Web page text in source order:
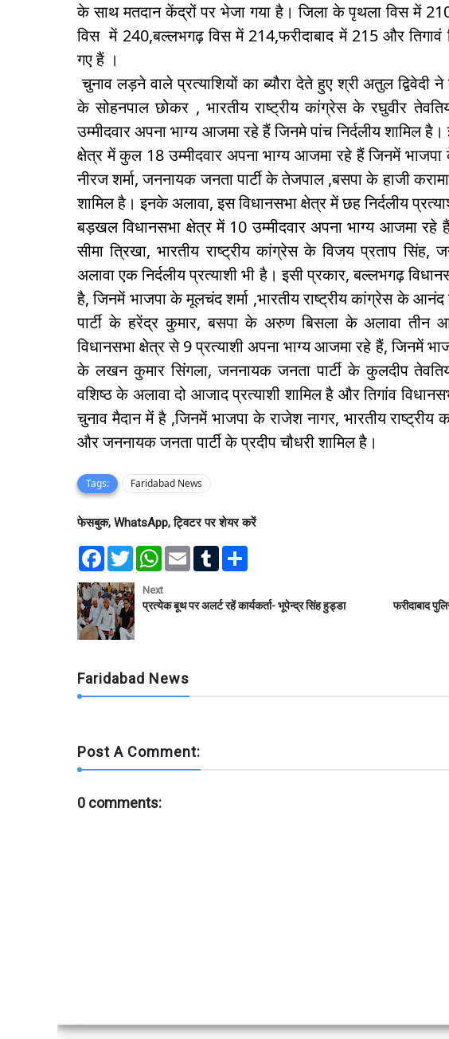
के साथ मतदान केंद्रों पर भेजा गया है। जिला के पृथला विस में
विस में 240,बल्लभगढ़ विस में 214,फरीदाबाद में 215 और तिगावं
गए हैं ।
चुनाव लड़ने वाले प्रत्याशियों का ब्यौरा देते हुए श्री अतुल द्विवेदी
के सोहनपाल छोकर , भारतीय राष्ट्रीय कांग्रेस के रघुवीर
उम्मीदवार अपना भाग्य आजमा रहे हैं जिनमे पांच निर्दलीय शामिल
क्षेत्र में कुल 18 उम्मीदवार अपना भाग्य आजमा रहे हैं जिनमें
नीरज शर्मा, जननायक जनता पार्टी के तेजपाल ,बसपा के हाजी
शामिल है। इनके अलावा, इस विधानसभा क्षेत्र में छह निर्दलीय
बड़खल विधानसभा क्षेत्र में 10 उम्मीदवार अपना भाग्य आजमा
सीमा त्रिखा, भारतीय राष्ट्रीय कांग्रेस के विजय प्रताप सिंह,
अलावा एक निर्दलीय प्रत्याशी भी है। इसी प्रकार, बल्लभगढ़
है, जिनमें भाजपा के मूलचंद शर्मा ,भारतीय राष्ट्रीय कांग्रेस के
पार्टी के हरेंद्र कुमार, बसपा के अरुण बिसला के अलावा तीन
विधानसभा क्षेत्र से 9 प्रत्याशी अपना भाग्य आजमा रहे हैं, जिनमें
के लखन कुमार सिंगला, जननायक जनता पार्टी के कुलदीप
वशिष्ठ के अलावा दो आजाद प्रत्याशी शामिल है और तिगांव
चुनाव मैदान में है ,जिनमें भाजपा के राजेश नागर, भारतीय
और जननायक जनता पार्टी के प्रदीप चौधरी शामिल है।
Tags: Faridabad News
फेसबुक, WhatsApp, ट्विटर पर शेयर करें
F
e
b
o
o
k
T
w
t
t
e
r
W
t
s
E
l
T
l
e
Next
प्रत्येक बूथ पर अलर्ट रहें कार्यकर्ता- भूपेन्द्र सिंह हुड्डा
फरीदाबाद
Faridabad News
Post A Comment:
0 comments: